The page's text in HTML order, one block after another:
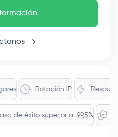
Rotación IP Respuesta
Tasa de éxito superior al 99,5%